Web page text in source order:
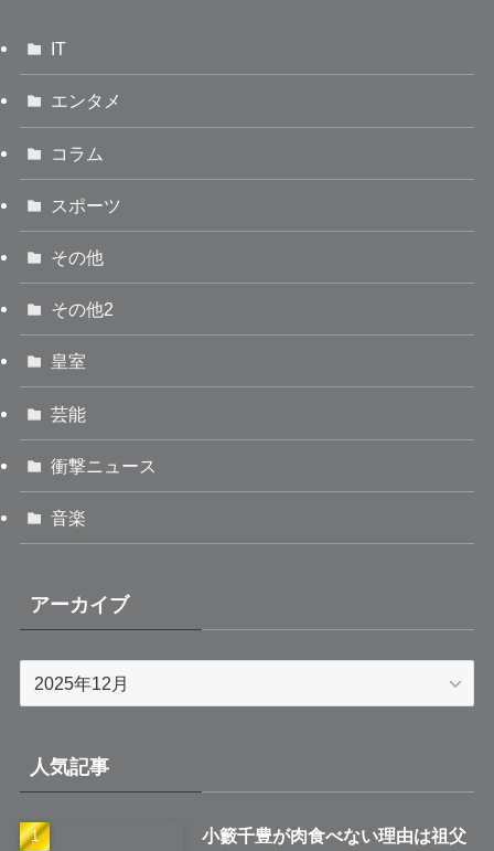
IT
エンタメ
コラム
スポーツ
その他
その他2
皇室
芸能
衝撃ニュース
音楽
アーカイブ
ブ
人気記事
小籔千豊が肉食べない理由は祖父